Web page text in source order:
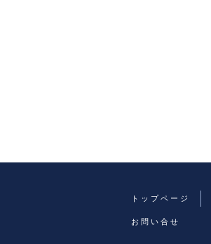
トップページ
お問い合せ